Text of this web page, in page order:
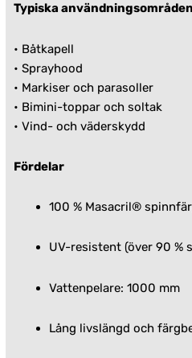
Typiska användningsområden
• Båtkapell
• Sprayhood
• Markiser och parasoller
• Bimini-toppar och soltak
• Vind- och väderskydd
Fördelar
100 % Masacril®
UV-resistent (över 90 %
Vattenpelare: 1000 mm
Lång livslängd och